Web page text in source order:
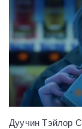
Дуучин Тэйлор